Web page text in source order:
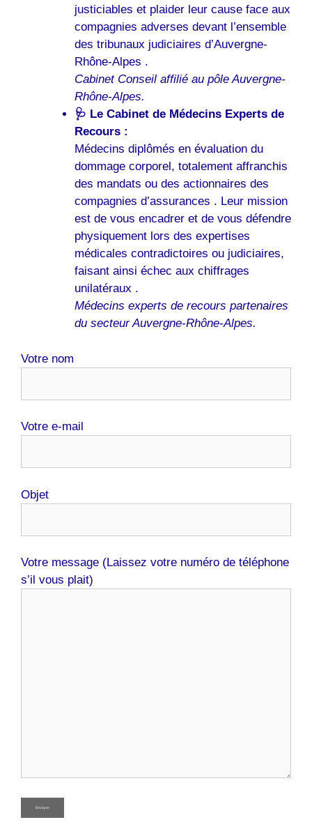
justiciables et plaider leur cause face aux
compagnies adverses devant l’ensemble
des tribunaux judiciaires d’Auvergne-
Rhône-Alpes .
Cabinet Conseil affilié au pôle Auvergne-
Rhône-Alpes.
🩺 Le Cabinet de Médecins Experts de
Recours :
Médecins diplômés en évaluation du
dommage corporel, totalement affranchis
des mandats ou des actionnaires des
compagnies d’assurances . Leur mission
est de vous encadrer et de vous défendre
physiquement lors des expertises
médicales contradictoires ou judiciaires,
faisant ainsi échec aux chiffrages
unilatéraux .
Médecins experts de recours partenaires
du secteur Auvergne-Rhône-Alpes.
Votre nom
Votre e-mail
Objet
Votre message (Laissez votre numéro de téléphone
s’il vous plait)